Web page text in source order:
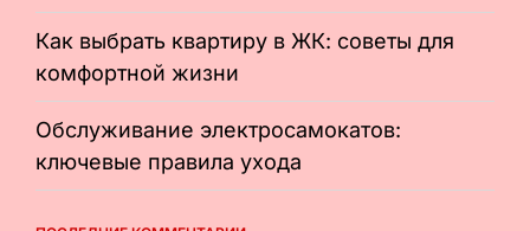
Как выбрать квартиру в ЖК: советы для
комфортной жизни
Обслуживание электросамокатов:
ключевые правила ухода